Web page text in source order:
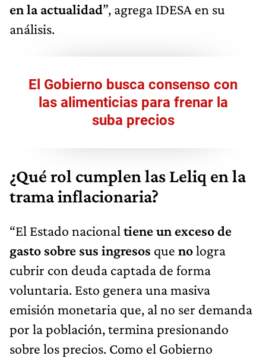
en la actualidad”, agrega IDESA en su
análisis.
El Gobierno busca consenso con
las alimenticias para frenar la
suba precios
¿Qué rol cumplen las Leliq en la
trama inflacionaria?
“El Estado nacional tiene un exceso de
gasto sobre sus ingresos que nologra
cubrir con deuda captada de forma
voluntaria. Esto genera una masiva
emisión monetaria que, al no ser demanda
por la población, termina presionando
sobre los precios. Como el Gobierno